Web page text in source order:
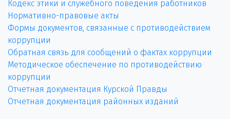
Кодекс этики и служебного поведения работников
Нормативно-правовые акты
Формы документов, связанные с противодействием
коррупции
Обратная связь для сообщений о фактах коррупции
Методическое обеспечение по противодействию
коррупции
Отчетная документация Курской Правды
Отчетная документация районных изданий